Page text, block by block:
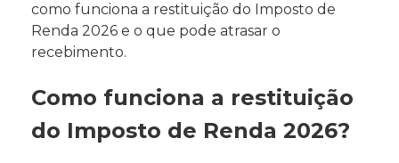
como funciona a restituição do Imposto de
Renda 2026 e o que pode atrasar o
recebimento.
Como funciona a restituição
do Imposto de Renda 2026?